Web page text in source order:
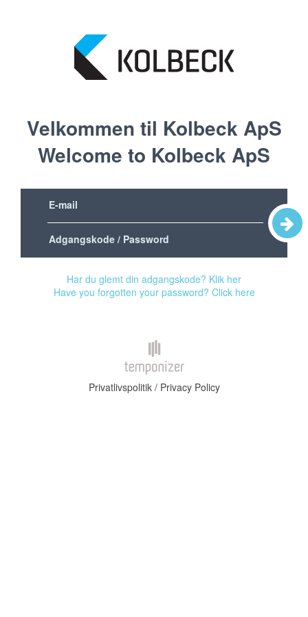
Velkommen til Kolbeck ApS
Welcome to Kolbeck ApS
Har du glemt din adgangskode? Klik her
Have you forgotten your password? Click here
Privatlivspolitik / Privacy Policy